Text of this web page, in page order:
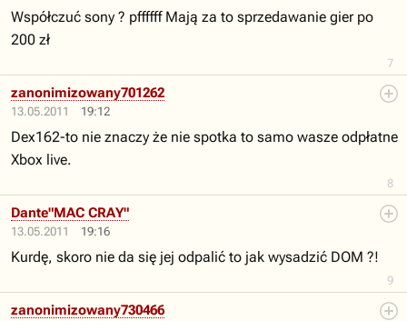
7
Współczuć sony ? pffffff Mają za to sprzedawanie gier po
200 zł
13.05.2011 19:12
8
zanonimizowany701262
Dex162-to nie znaczy że nie spotka to samo wasze odpłatne
Xbox live.
13.05.2011 19:16
9
Dante"MAC CRAY"
Kurdę, skoro nie da się jej odpalić to jak wysadzić DOM ?!
zanonimizowany730466